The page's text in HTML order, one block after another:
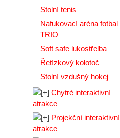
Stolní tenis
Nafukovací aréna fotbal
TRIO
Soft safe lukostřelba
Řetízkový kolotoč
Stolní vzdušný hokej
Chytré interaktivní
atrakce
Projekční interaktivní
atrakce